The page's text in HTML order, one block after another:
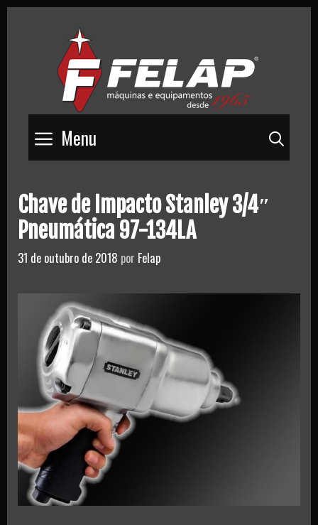
Menu
Chave de Impacto Stanley 3/4″
Pneumática 97-134LA
31 de outubro de 2018 por Felap